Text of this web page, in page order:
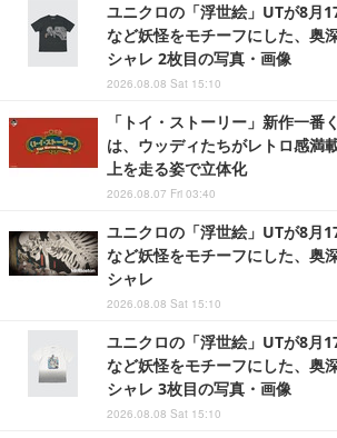
ユニクロの「浮世絵」UTが8月
など妖怪をモチーフにした、奥
シャレ 2枚目の写真・画像
2026.08.08 Sat 15:10
「トイ・ストーリー」新作一番
は、ウッディたちがレトロ感満
上を走る姿で立体化
2026.08.07 Fri 03:40
ユニクロの「浮世絵」UTが8月
など妖怪をモチーフにした、奥
シャレ
2026.08.08 Sat 15:10
ユニクロの「浮世絵」UTが8月
など妖怪をモチーフにした、奥
シャレ 3枚目の写真・画像
2026.08.08 Sat 15:10